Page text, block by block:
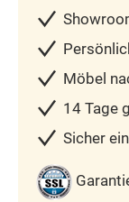
Möbel
14 Tage
Sicher